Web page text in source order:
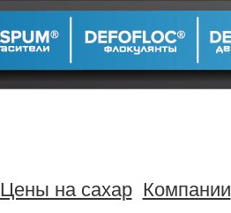
Цены на сахар Компании